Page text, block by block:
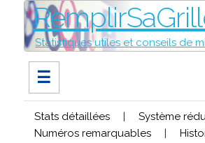
Statistiques utiles et conseils de
☰
Stats détaillées | Système
Numéros remarquables
|